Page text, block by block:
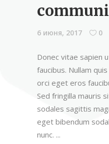
6 июня, 2017 0
Donec vitae sapien
faucibus. Nullam
orci eget eros
Sed fringilla mauris
sodales sagittis
eget bibendum
nunc.